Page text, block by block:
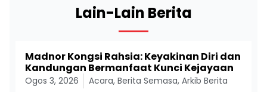
Lain-Lain Berita
Madnor Kongsi Rahsia: Keyakinan Diri dan
Kandungan Bermanfaat Kunci Kejayaan
Ogos 3, 2026 Acara, Berita Semasa, Arkib Berita